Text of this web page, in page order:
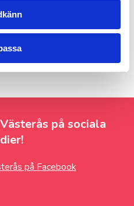
så ber vi dig att ta
mer information.
på sociala